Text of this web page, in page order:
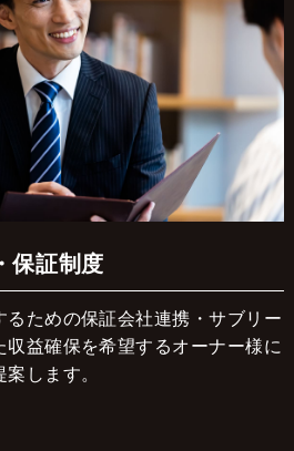
保証制度
ための保証会社連携・サブリー
収益確保を希望するオーナー様に
します。